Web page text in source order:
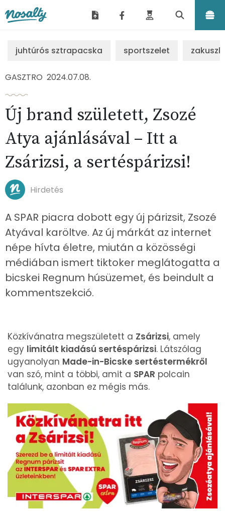
juhtúrós sztrapacska sportszelet
GASZTRO 2024.07.08.
Új brand született, Zsozé
Atya ajánlásával – Itt a
Zsárizsi, a sertéspárizsi!
Hirdetés
A SPAR piacra dobott egy új párizsit, Zsozé
Atyával karöltve. Az új márkát az internet
népe hívta életre, miután a közösségi
médiában ismert tiktoker meglátogatta a
bicskei Regnum húsüzemet, és beindult a
kommentszekció.
Közkívánatra megszületett a Zsárizsi, amely
egy limitált kiadású sertéspárizsi. Látszólag
ugyanolyan Made-in-Bicske sertéstermékről
van szó, mint a többi, amit a SPAR polcain
találunk, azonban ez mégis más.